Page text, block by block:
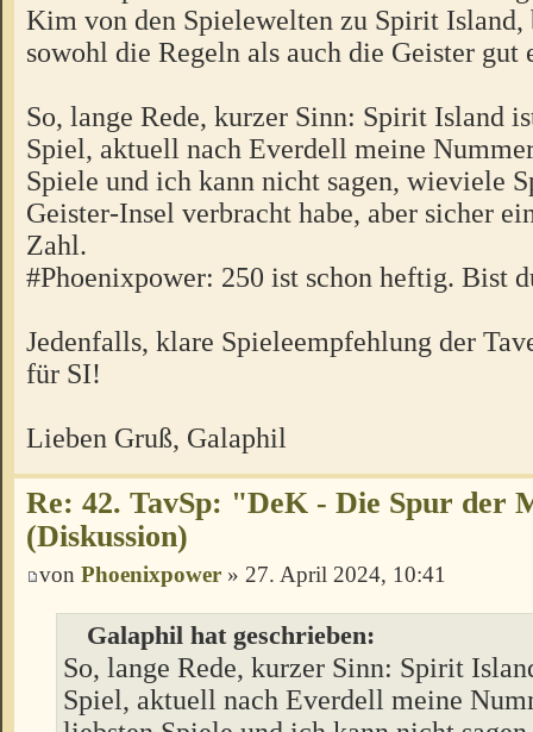
Kim von den Spielewelten zu Spirit Island,
sowohl die Regeln als auch die Geister gut
So, lange Rede, kurzer Sinn: Spirit Island
Spiel, aktuell nach Everdell meine
Spiele und ich kann nicht sagen, wieviele
Geister-Insel verbracht habe, aber sicher
Zahl.
#Phoenixpower: 250 ist schon heftig. Bist
Jedenfalls, klare Spieleempfehlung der
für SI!
Lieben Gruß, Galaphil
Re: 42. TavSp: "DeK - Die Spur der
(Diskussion)
von Phoenixpower » 27. April 2024, 10:41
Galaphil hat geschrieben:
So, lange Rede, kurzer Sinn: Spirit
Spiel, aktuell nach Everdell meine